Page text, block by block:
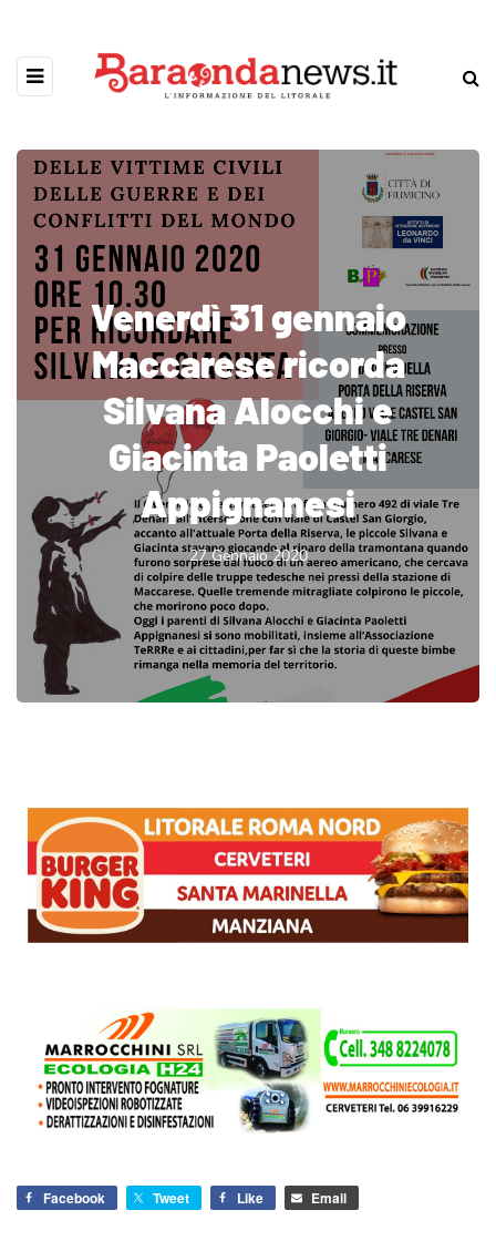
Venerdì 31 gennaio
Maccarese ricorda
Silvana Alocchi e
Giacinta Paoletti
Appignanesi
27 Gennaio 2020
Facebook Tweet Like Email